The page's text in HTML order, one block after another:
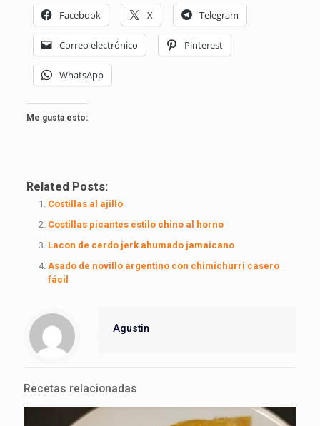
Facebook X Telegram
Correo electrónico Pinterest
WhatsApp
Me gusta esto:
Related Posts:
Costillas al ajillo
Costillas picantes estilo chino al horno
Lacon de cerdo jerk ahumado jamaicano
Asado de novillo argentino con chimichurri casero
fácil
Agustin
Recetas relacionadas